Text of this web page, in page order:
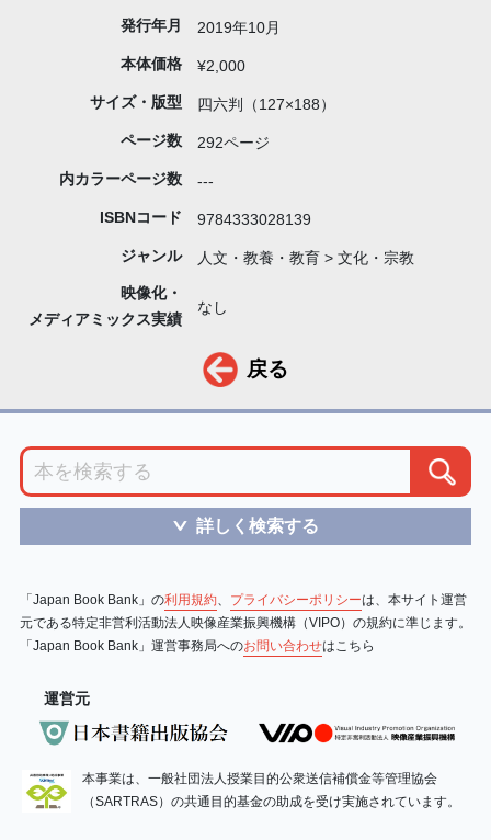
発行年月 2019年10月
本体価格 ¥2,000
サイズ・版型 四六判（127×188）
ページ数 292ページ
内カラーページ数 ---
ISBNコード 9784333028139
ジャンル 人文・教養・教育 > 文化・宗教
映像化・
メディアミックス実績
なし
戻る
＞ 詳しく検索する
「Japan Book Bank」の利用規約、 プライバシーポリシーは、本サイト運営
元である特定非営利活動法人映像産業振興機構（VIPO）の規約に準じます。
「Japan Book Bank」運営事務局へのお問い合わせはこちら
運営元
本事業は、一般社団法人授業目的公衆送信補償金等管理協会
（SARTRAS）の共通目的基金の助成を受け実施されています。